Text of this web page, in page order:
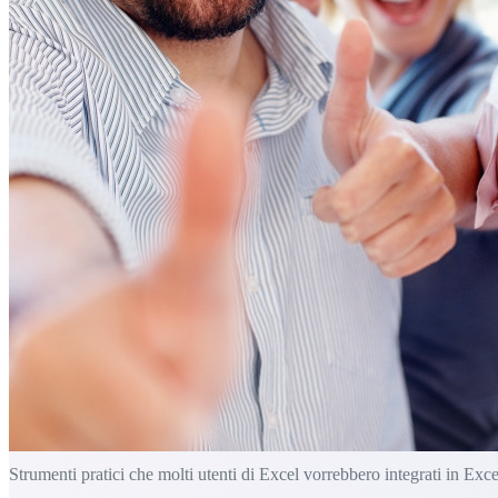
Strumenti pratici che molti utenti di Excel vorrebbero integrati in